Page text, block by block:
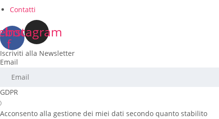
Contatti
f
Instagram
Iscriviti alla Newsletter
Email
GDPR
Acconsento alla gestione dei miei dati secondo quanto stabilito